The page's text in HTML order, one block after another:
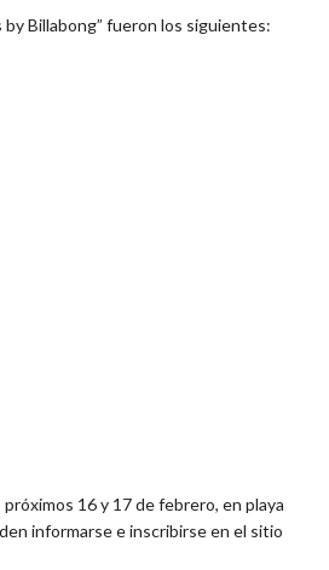
Billabong” fueron los siguientes:
16 y 17 de febrero, en playa
informarse e inscribirse en el sitio